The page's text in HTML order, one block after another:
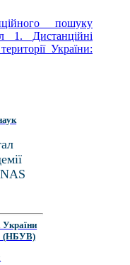
пошуку
1. Дистанційні
України:
України
(НБУВ)